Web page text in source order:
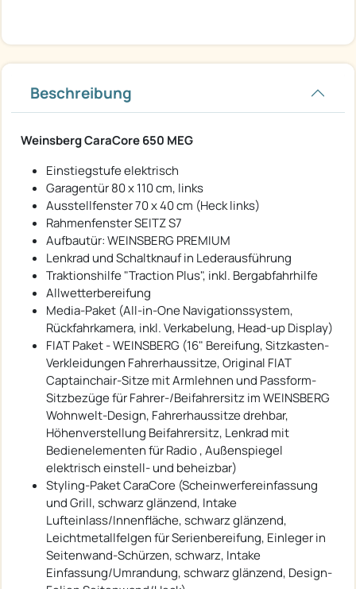
Beschreibung
Weinsberg CaraCore 650 MEG
Einstiegstufe elektrisch
Garagentür 80 x 110 cm, links
Ausstellfenster 70 x 40 cm (Heck links)
Rahmenfenster SEITZ S7
Aufbautür: WEINSBERG PREMIUM
Lenkrad und Schaltknauf in Lederausführung
Traktionshilfe "Traction Plus", inkl. Bergabfahrhilfe
Allwetterbereifung
Media-Paket (All-in-One Navigationssystem,
Rückfahrkamera, inkl. Verkabelung, Head-up Display)
FIAT Paket - WEINSBERG (16" Bereifung, Sitzkasten-
Verkleidungen Fahrerhaussitze, Original FIAT
Captainchair-Sitze mit Armlehnen und Passform-
Sitzbezüge für Fahrer-/Beifahrersitz im WEINSBERG
Wohnwelt-Design, Fahrerhaussitze drehbar,
Höhenverstellung Beifahrersitz, Lenkrad mit
Bedienelementen für Radio , Außenspiegel
elektrisch einstell- und beheizbar)
Styling-Paket CaraCore (Scheinwerfereinfassung
und Grill, schwarz glänzend, Intake
Lufteinlass/Innenfläche, schwarz glänzend,
Leichtmetallfelgen für Serienbereifung, Einleger in
Seitenwand-Schürzen, schwarz, Intake
Einfassung/Umrandung, schwarz glänzend, Design-